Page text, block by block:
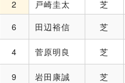
2 戸崎圭太 芝
6 田辺裕信 芝
4 菅原明良 芝
9 岩田康誠 芝